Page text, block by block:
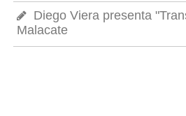
Diego Viera presenta
Malacate